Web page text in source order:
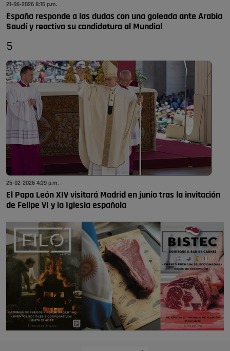
21-06-2026 8:15 p.m.
España responde a las dudas con una goleada ante Arabia
Saudí y reactiva su candidatura al Mundial
5
25-02-2026 4:39 p.m.
El Papa León XIV visitará Madrid en junio tras la invitación
de Felipe VI y la Iglesia española